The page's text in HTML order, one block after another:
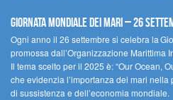
Giornata Mondiale dei Mari – 26
Ogni anno il 26 settembre si celebra la
promossa dall’Organizzazione Marittima
Il tema scelto per il 2025 è: “Our Ocean,
che evidenzia l’importanza dei mari
di sussistenza e dell’economia mondiale.